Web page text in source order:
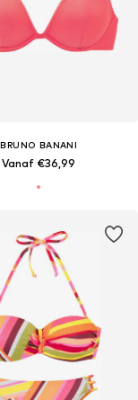
BRUNO BANANI
Vanaf €36,99